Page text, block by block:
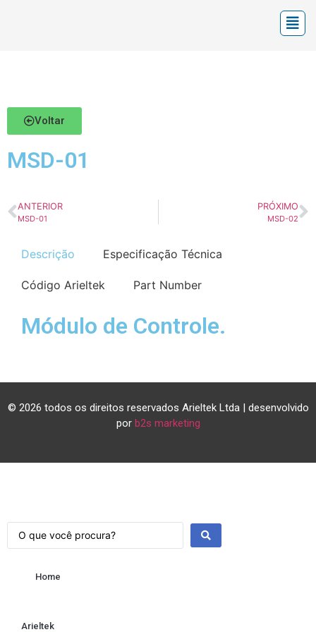
Voltar
MSD-01
ANTERIOR
MSD-01
PRÓXIMO
MSD-02
Descrição Especificação Técnica
Código Arieltek Part Number
Módulo de Controle.
© 2026 todos os direitos reservados Arieltek Ltda | desenvolvido
por b2s marketing
Home
Arieltek